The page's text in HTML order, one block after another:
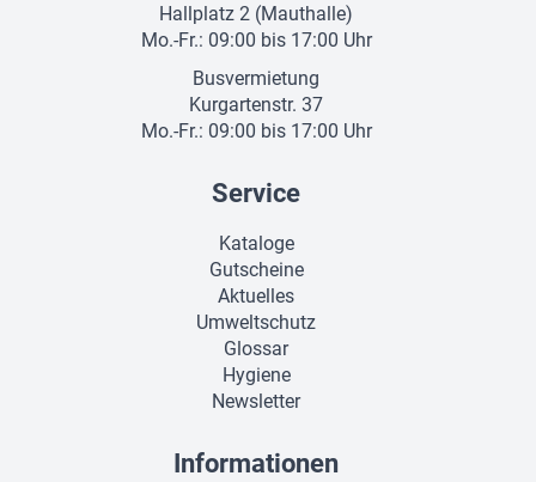
Hallplatz 2 (Mauthalle)
Mo.-Fr.: 09:00 bis 17:00 Uhr
Busvermietung
Kurgartenstr. 37
Mo.-Fr.: 09:00 bis 17:00 Uhr
Service
Kataloge
Gutscheine
Aktuelles
Umweltschutz
Glossar
Hygiene
Newsletter
Informationen